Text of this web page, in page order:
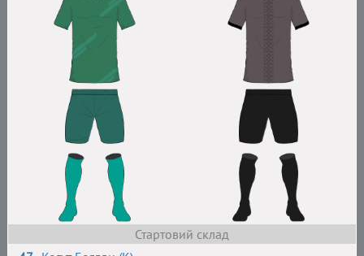
Стартовий склад